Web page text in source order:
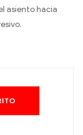
asiento hacia